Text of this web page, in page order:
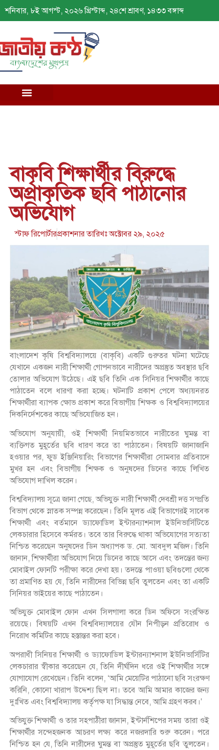
শনিবার, ৮ই আগস্ট, ২০২৬ খ্রিস্টাব্দ, ২৪শে শ্রাবণ, ১৪৩৩ বঙ্গাব্দ
বাকৃবি শিক্ষার্থীর বিরুদ্ধে
অপ্রাকৃতিক ছবি পাঠানোর
অভিযোগ
স্টাফ রিপোর্টারপ্রকাশনার তারিখঃঅক্টোবর ২৯, ২০২৫
বাংলাদেশ কৃষি বিশ্ববিদ্যালয়ে (বাকৃবি) একটি গুরুতর ঘটনা ঘটেছে
যেখানে একজন নারী শিক্ষার্থী গোপনভাবে নারীদের অপ্রস্তুত অবস্থার ছবি
তোলার অভিযোগ উঠেছে। এই ছবি তিনি এক সিনিয়র শিক্ষার্থীর কাছে
পাঠাতেন বলে ধারণা করা হচ্ছে। ঘটনাটি প্রকাশ পেলে অধ্যয়নরত
শিক্ষার্থীরা ব্যাপক ক্ষোভ প্রকাশ করে বিভাগীয় শিক্ষক ও বিশ্ববিদ্যালয়ের
দিকনির্দেশকের কাছে অভিযোজিত হন।
অভিযোগ অনুযায়ী, ওই শিক্ষার্থী নিয়মিতভাবে নারীতের ঘুমন্ত বা
ব্যক্তিগত মুহূর্তের ছবি ধারণ করে তা পাঠাতেন। বিষয়টি জানাজানি
হওয়ার পর, ফুড ইঞ্জিনিয়ারিং বিভাগের শিক্ষার্থীরা সোমবার প্রতিবাদে
মুখর হন এবং বিভাগীয় শিক্ষক ও অনুষদের ডিনের কাছে লিখিত
অভিযোগ দাখিল করেন।
বিশ্ববিদ্যালয় সূত্রে জানা গেছে, অভিযুক্ত নারী শিক্ষার্থী দেবশ্রী দত্ত সম্প্রতি
বিভাগ থেকে স্নাতক সম্পন্ন করেছেন। তিনি মূলত এই বিভাগেরই সাবেক
শিক্ষার্থী এবং বর্তমানে ড্যাফোডিল ইন্টারন্যাশনাল ইউনিভার্সিটিতে
লেকচারার হিসেবে কর্মরত। তবে তার বিরুদ্ধে থাকা অভিযোগের সত্যতা
নিশ্চিত করেছেন অনুষদের ডিন অধ্যাপক ড. মো. আবদুল মজিদ। তিনি
জানান, শিক্ষার্থীরা অভিযোগ নিয়ে ডিনের কাছে আসে এবং তদন্তের জন্য
মোবাইল ফোনটি পরীক্ষা করে দেখা হয়। তদন্তে পাওয়া ছবিগুলো থেকে
তা প্রমাণিত হয় যে, তিনি নারীদের বিভিন্ন ছবি তুলতেন এবং তা একটি
সিনিয়র ভাইয়ের কাছে পাঠাতেন।
অভিযুক্ত মোবাইল ফোন এখন সিলগালা করে ডিন অফিসে সংরক্ষিত
রয়েছে। বিষয়টি এখন বিশ্ববিদ্যালয়ের যৌন নিপীড়ন প্রতিরোধ ও
নিরোধ কমিটির কাছে হস্তান্তর করা হবে।
অপরাধী সিনিয়র শিক্ষার্থী ও ড্যাফোডিল ইন্টারন্যাশনাল ইউনিভার্সিটির
লেকচারার স্বীকার করেছেন যে, তিনি দীর্ঘদিন ধরে ওই শিক্ষার্থীর সঙ্গে
যোগাযোগ রেখেছেন। তিনি বলেন, ‘আমি মেয়েটির পাঠানো ছবি সংরক্ষণ
করিনি, কোনো খারাপ উদ্দেশ্য ছিল না। তবে আমি আমার কাজের জন্য
দুঃখিত এবং বিশ্ববিদ্যালয় কর্তৃপক্ষ যা সিদ্ধান্ত নেবে, আমি গ্রহণ করব।’
অভিযুক্ত শিক্ষার্থী ও তার সহপাঠীরা জানান, ইন্টার্নশিপের সময় তারা ওই
শিক্ষার্থীর সন্দেহজনক আচরণ লক্ষ্য করে নজরদারি শুরু করেন। পরে
নিশ্চিত হন যে, তিনি নারীদের ঘুমন্ত বা অপ্রস্তুত মুহূর্তের ছবি তুলতেন।